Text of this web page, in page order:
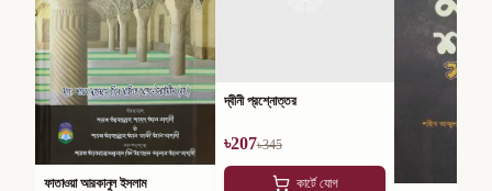
ফাতাওয়া আরকানুল ইসলাম
দ্বীনী প্রশ্নোত্তর
৳207৳345
কার্টে যোগ